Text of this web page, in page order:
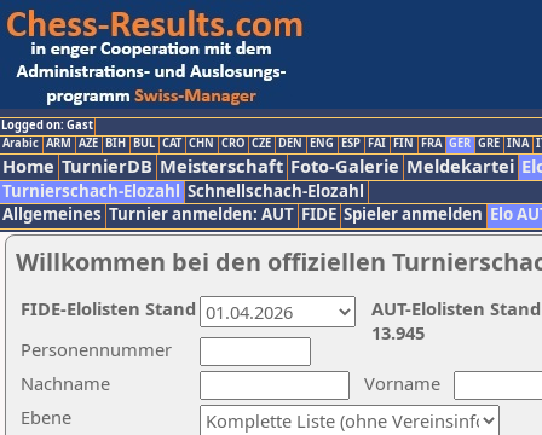
Logged on: Gast
Arabic ARM AZE BIH BUL CAT CHN CRO CZE DEN ENG ESP FAI FIN FRA GER GRE INA
Home TurnierDB Meisterschaft Foto-Galerie Meldekartei
Turnierschach-Elozahl Schnellschach-Elozahl
Allgemeines Turnier anmelden: AUT FIDE Spieler anmelden Elo
Willkommen bei den offiziellen
Nachname
Vorname
Ebene
Personennummer
AUT-Elolisten
13.945
FIDE-Elolisten Stand